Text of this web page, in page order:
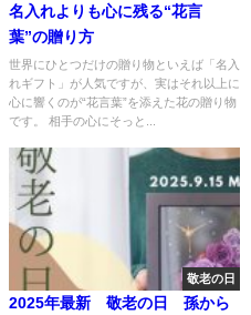
名入れよりも心に残る“花言
葉”の贈り方
世界にひとつだけの贈り物といえば「名入
れギフト」が人気ですが、実はそれ以上に
心に響くのが“花言葉”を添えた花の贈り物
です。 相手の心にそっと...
敬老の日
2025年最新 敬老の日 孫から